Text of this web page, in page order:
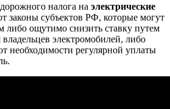
налога на электрические
законы субъектов РФ, которые могут
либо ощутимо снизить ставку путем
владельцев электромобилей, либо
необходимости регулярной уплаты